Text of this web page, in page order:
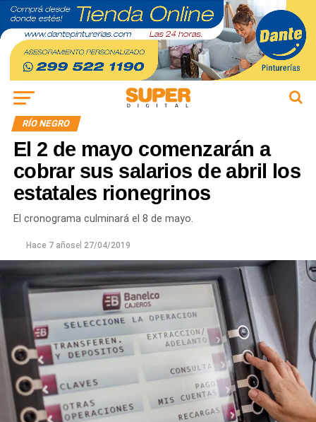
RÍO NEGRO
El 2 de mayo comenzarán a
cobrar sus salarios de abril los
estatales rionegrinos
El cronograma culminará el 8 de mayo.
Hace 7 añosel 27/04/2019